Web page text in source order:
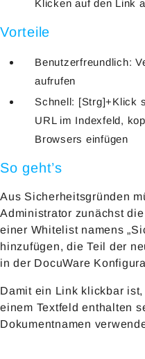
Klicken auf den Link
Vorteile
Benutzerfreundlich:
aufrufen
Schnell: [Strg]+Klick
URL im Indexfeld,
Browsers einfügen
So geht’s
Aus Sicherheitsgründen
Administrator zunächst
einer Whitelist namens
hinzufügen, die Teil der
in der DocuWare
Damit ein Link klickbar ist,
einem Textfeld enthalten
Dokumentnamen